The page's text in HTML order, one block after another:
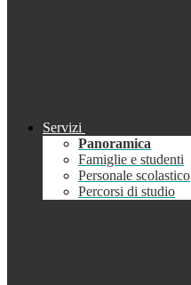
Servizi
Panoramica
Famiglie e studenti
Personale scolastico
Percorsi di studio